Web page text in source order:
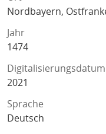
Nordbayern,
Jahr
1474
Digitalisierungsdatum
2021
Sprache
Deutsch